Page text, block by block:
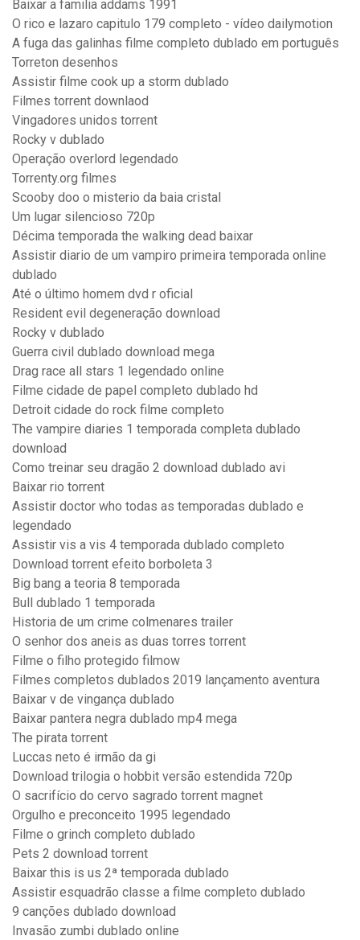
Baixar a familia addams 1991
O rico e lazaro capitulo 179 completo - vídeo dailymotion
A fuga das galinhas filme completo dublado em português
Torreton desenhos
Assistir filme cook up a storm dublado
Filmes torrent downlaod
Vingadores unidos torrent
Rocky v dublado
Operação overlord legendado
Torrenty.org filmes
Scooby doo o misterio da baia cristal
Um lugar silencioso 720p
Décima temporada the walking dead baixar
Assistir diario de um vampiro primeira temporada online
dublado
Até o último homem dvd r oficial
Resident evil degeneração download
Rocky v dublado
Guerra civil dublado download mega
Drag race all stars 1 legendado online
Filme cidade de papel completo dublado hd
Detroit cidade do rock filme completo
The vampire diaries 1 temporada completa dublado
download
Como treinar seu dragão 2 download dublado avi
Baixar rio torrent
Assistir doctor who todas as temporadas dublado e
legendado
Assistir vis a vis 4 temporada dublado completo
Download torrent efeito borboleta 3
Big bang a teoria 8 temporada
Bull dublado 1 temporada
Historia de um crime colmenares trailer
O senhor dos aneis as duas torres torrent
Filme o filho protegido filmow
Filmes completos dublados 2019 lançamento aventura
Baixar v de vingança dublado
Baixar pantera negra dublado mp4 mega
The pirata torrent
Luccas neto é irmão da gi
Download trilogia o hobbit versão estendida 720p
O sacrifício do cervo sagrado torrent magnet
Orgulho e preconceito 1995 legendado
Filme o grinch completo dublado
Pets 2 download torrent
Baixar this is us 2ª temporada dublado
Assistir esquadrão classe a filme completo dublado
9 canções dublado download
Invasão zumbi dublado online